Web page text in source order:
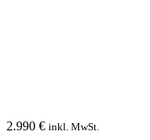
2.990 € inkl. MwSt.